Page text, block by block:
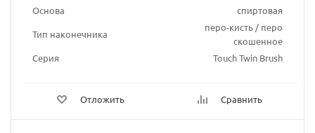
Основа
спиртовая
Тип наконечника
перо-кисть / перо
скошенное
Серия
Touch Twin Brush
Отложить Сравнить